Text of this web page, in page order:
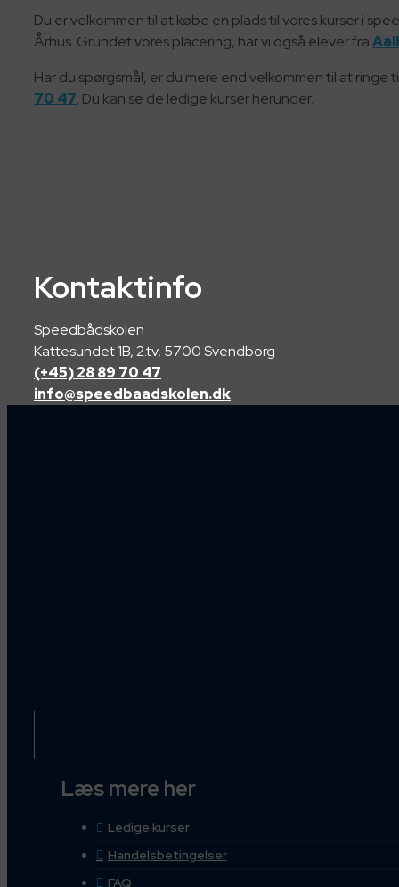
Du er velkommen til at købe en plads til vores kurser i
Århus. Grundet vores placering, har vi også elever fra
Har du spørgsmål, er du mere end velkommen til at ringe
70 47. Du kan se de ledige kurser herunder.
Kontaktinfo
Speedbådskolen
Kattesundet 1B, 2.tv, 5700 Svendborg
(+45) 28 89 70 47
info@speedbaadskolen.dk
Læs mere her
Ledige kurser
Handelsbetingelser
FAQ